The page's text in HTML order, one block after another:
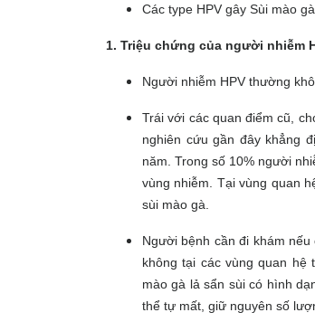
Các type HPV gây Sùi mào
1. Triệu chứng của người nhiễm
Người nhiễm HPV thường
Trái với các quan điểm cũ,
nghiên cứu gần đây khẳng
năm. Trong số 10% người
vùng nhiễm. Tại vùng quan
sùi mào gà.
Người bệnh cần đi khám
không tại các vùng quan hệ
mào gà lả sẩn sùi có hình
thể tự mất, giữ nguyên số